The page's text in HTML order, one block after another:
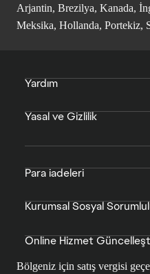
Arjantin, Brezilya, Kanada,
Meksika, Hollanda, Portekiz,
Yardım
Yasal ve Gizlilik
Para iadeleri
Kurumsal Sosyal
Online Hizmet
Bölgeniz için satış vergisi